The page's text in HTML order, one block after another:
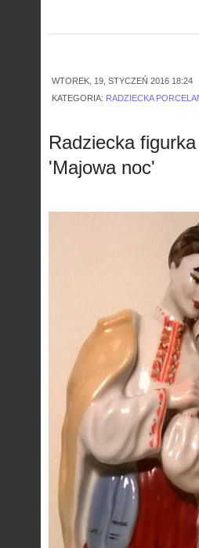
WTOREK, 19, STYCZEŃ 2016 18:24
KATEGORIA: RADZIECKA
Radziecka figurka
'Majowa noc'